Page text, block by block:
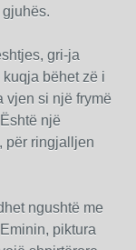
gri-ja
bëhet zë i
vjen si një frymë
një
për ringjalljen
ngushtë me
piktura